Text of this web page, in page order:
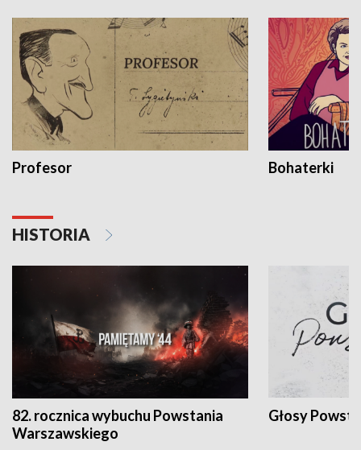
Profesor Bohaterki
HISTORIA
82. rocznica wybuchu Powstania
Warszawskiego
Głosy